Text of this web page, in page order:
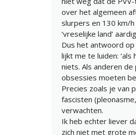
over het algemeen
slurpers en 130 km/
‘vreselijke land’
Dus het antwoord
lijkt me te luiden:
niets. Als anderen de
obsessies moeten
Precies zoals je van
fascisten
verwachten.
Ik heb echter liever
zich niet met grote